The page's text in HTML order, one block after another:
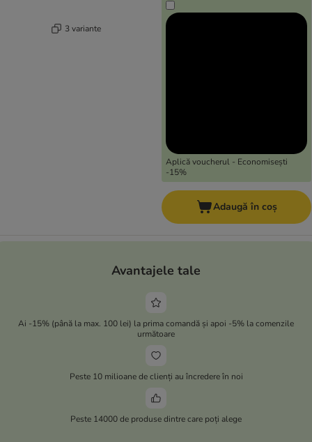
3 variante
Aplică voucherul - Economisești
-15%
Adaugă în coș
Avantajele tale
Ai -15% (până la max. 100 lei) la prima comandă și apoi -5% la comenzile
următoare
Peste 10 milioane de clienți au încredere în noi
Peste 14000 de produse dintre care poți alege